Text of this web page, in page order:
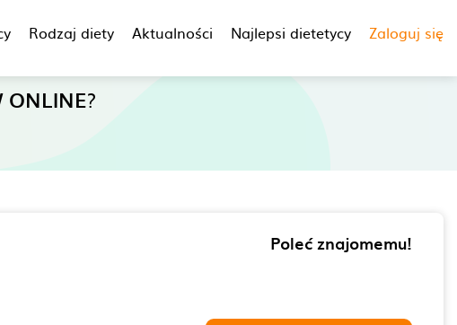
Rodzaj diety Aktualności Najlepsi dietetycy Zaloguj się
ONLINE?
Poleć znajomemu!